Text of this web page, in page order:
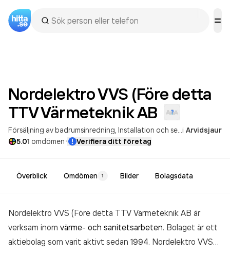
Nordelektro VVS (Före detta
TTV VärmeteknikAB
Försäljning av badrumsinredning Installation och service villauppvärmning i Arvidsjaur
5.01 omdömen· Verifiera ditt företag
Överblick Omdömen 1 Bilder Bolagsdata
Nordelektro VVS (Före detta TTV Värmeteknik AB är
verksam inom värme- och sanitetsarbeten. Bolaget är ett
aktiebolag som varit aktivt sedan 1994. Nordelektro VVS